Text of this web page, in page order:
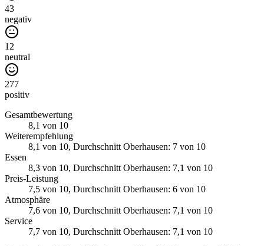
43
negativ
12
neutral
277
positiv
Gesamtbewertung
8,1 von 10
Weiterempfehlung
8,1 von 10, Durchschnitt Oberhausen: 7 von 10
Essen
8,3 von 10, Durchschnitt Oberhausen: 7,1 von 10
Preis-Leistung
7,5 von 10, Durchschnitt Oberhausen: 6 von 10
Atmosphäre
7,6 von 10, Durchschnitt Oberhausen: 7,1 von 10
Service
7,7 von 10, Durchschnitt Oberhausen: 7,1 von 10